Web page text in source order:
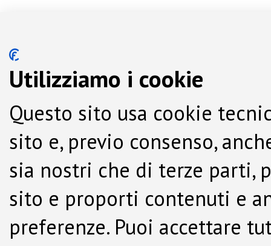
Utilizziamo i cookie
Questo sito usa cookie
sito e, previo consenso,
sia nostri che di terze parti,
sito e proporti contenuti e
preferenze. Puoi accettare